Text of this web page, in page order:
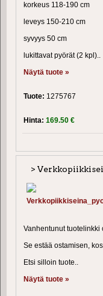
korkeus 118-190 cm
leveys 150-210 cm
syvyys 50 cm
lukittavat pyörät (2 kpl)..
Näytä tuote »
Tuote: 1275767
Hinta: 169.50 €
>
Vanhentunut tuotelinkki
Se estää ostamisen,
Etsi silloin tuote..
Näytä tuote »